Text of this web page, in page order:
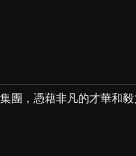
團，憑藉非凡的才華和